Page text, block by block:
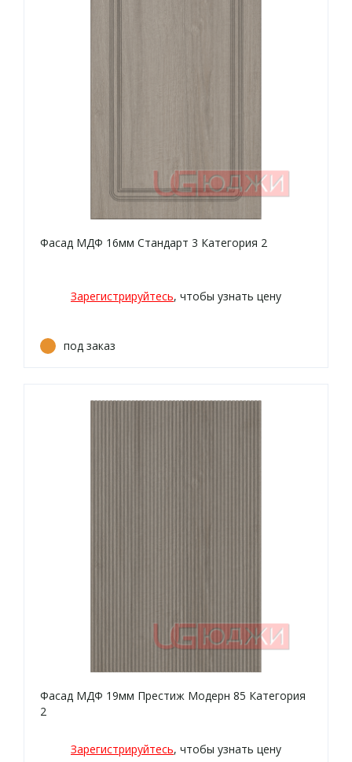
Фасад МДФ 16мм Стандарт 3 Категория 2
Зарегистрируйтесь, чтобы узнать цену
под заказ
Фасад МДФ 19мм Престиж Модерн 85 Категория
2
Зарегистрируйтесь, чтобы узнать цену